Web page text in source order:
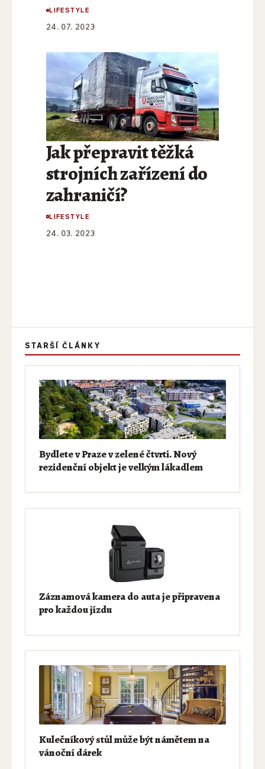
LIFESTYLE
24. 07. 2023
Jak přepravit těžká
strojních zařízení do
zahraničí?
LIFESTYLE
24. 03. 2023
STARŠÍ ČLÁNKY
Bydlete v Praze v zelené čtvrti. Nový
rezidenční objekt je velkým lákadlem
Záznamová kamera do auta je připravena
pro každou jízdu
Kulečníkový stůl může být námětem na
vánoční dárek